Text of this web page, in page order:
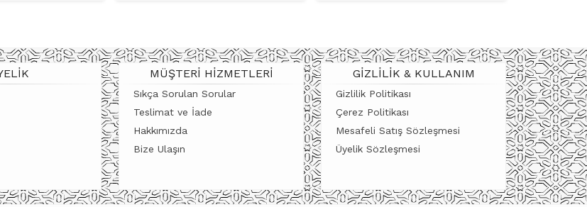
MÜŞTERI HIZMETLERI
Sıkça Sorulan Sorular
Teslimat ve İade
Hakkımızda
Bize Ulaşın
GIZLILIK & KULLANIM
Gizlilik Politikası
Çerez Politikası
Mesafeli Satış Sözleşmesi
Üyelik Sözleşmesi